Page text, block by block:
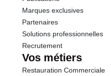
Marques exclusives
Partenaires
Solutions professionnelles
Recrutement
Vos métiers
Restauration Commerciale